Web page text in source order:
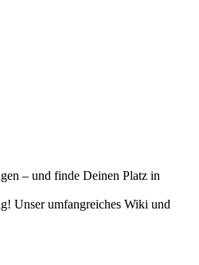
– und finde Deinen Platz in
Unser umfangreiches Wiki und